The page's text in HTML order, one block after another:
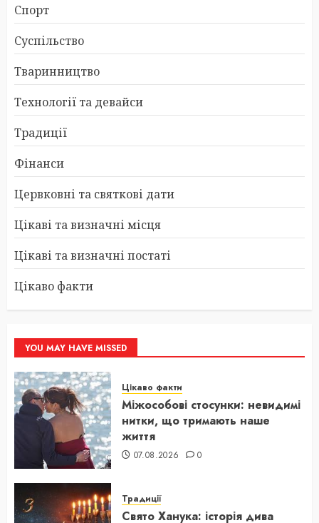
Спорт
Суспільство
Тваринництво
Технології та девайси
Традиції
Фінанси
Цервковні та святкові дати
Цікаві та визначні місця
Цікаві та визначні постаті
Цікаво факти
YOU MAY HAVE MISSED
Цікаво факти
Міжособові стосунки: невидимі
нитки, що тримають наше
життя
07.08.2026 0
Традиції
Свято Ханука: історія дива